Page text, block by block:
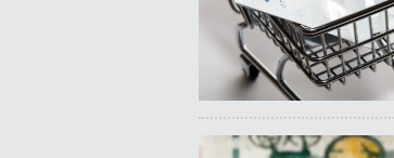
1,85 kr.
Avis